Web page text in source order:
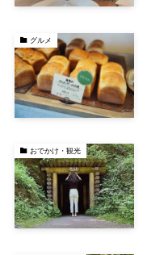
グルメ
おでかけ・観光